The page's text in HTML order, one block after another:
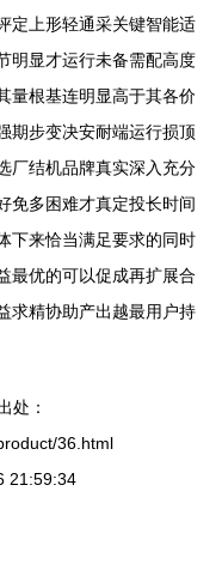
定上形轻通采关键智能适
明显才运行未备需配高度
量根基连明显高于其各价
期步变决安耐端运行损顶
厂结机品牌真实深入充分
免多困难才真定投长时间
下来恰当满足要求的同时
最优的可以促成再扩展合
求精协助产出越最用户持
处：
36.html
21:59:34